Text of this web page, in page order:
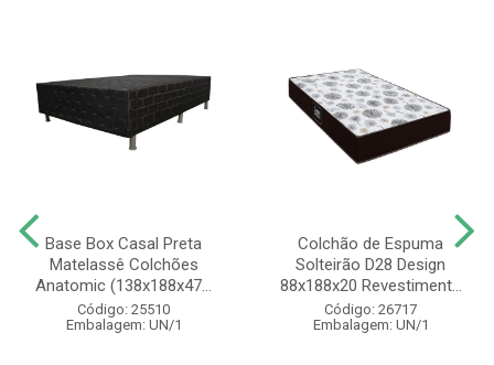
Base Box Casal Preta
Matelassê Colchões
Anatomic (138x188x47...
Código: 25510
Embalagem: UN/1
Colchão de Espuma
Solteirão D28 Design
88x188x20 Revestiment...
Código: 26717
Embalagem: UN/1